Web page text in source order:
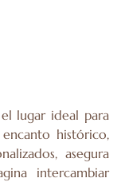
lugar ideal para
histórico,
asegura
intercambiar